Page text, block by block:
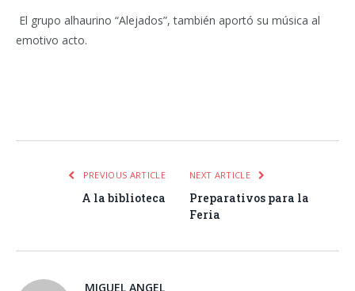
El grupo alhaurino “Alejados”, también aportó su música al
emotivo acto.
PREVIOUS ARTICLE
A la biblioteca
NEXT ARTICLE
Preparativos para la
Feria
MIGUEL ANGEL